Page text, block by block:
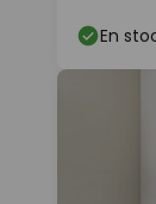
En